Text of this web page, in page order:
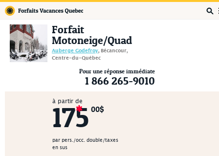
Forfait
Motoneige/Quad
Auberge Godefroy, Bécancour,
Centre-du-Québec
Pour une réponse immédiate
1 866 265-9010
à partir de
175 00$
par pers./occ. double/taxes
en sus